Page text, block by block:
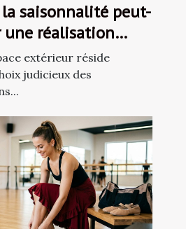
saisonnalité peut-
réalisation
extérieur réside
judicieux des